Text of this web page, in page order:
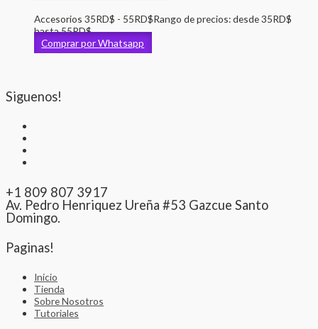
Accesorios 35RD$ - 55RD$Rango de precios: desde 35RD$
hasta 55RD$
Comprar por Whatsapp
Siguenos!
+1 809 807 3917
Av. Pedro Henriquez Ureña #53 Gazcue Santo
Domingo.
Paginas!
Inicio
Tienda
Sobre Nosotros
Tutoriales